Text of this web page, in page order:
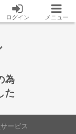
ログイン メニュー
為
た
ービス